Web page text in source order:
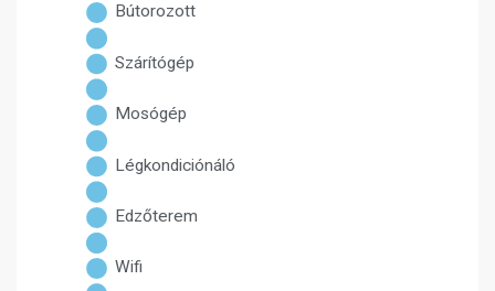
Bútorozott
Szárítógép
Mosógép
Légkondiciónáló
Edzőterem
Wifi